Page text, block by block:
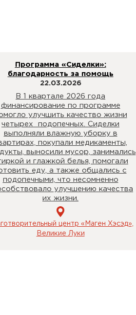
Программа «Сиделки»:
благодарность за помощь
22.03.2026
В 1 квартале 2026 года
финансирование по программе
улучшить качество жизни
четырех подопечных. Сиделки
выполняли влажную уборку в
покупали медикаменты,
выносили мусор, занимались
и глажкой белья, помогали
еду, а также общались с
подопечными, что несомненно
улучшению качества
их жизни.
центр «Маген Хэсэд»,
Великие Луки